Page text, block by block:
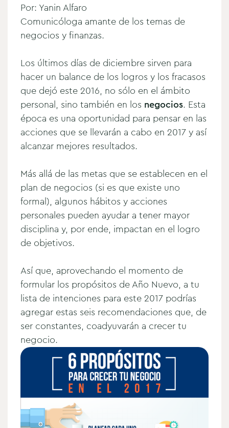
Por: Yanin Alfaro
Comunicóloga amante de los temas de
negocios y finanzas.
Los últimos días de diciembre sirven para
hacer un balance de los logros y los fracasos
que dejó este 2016, no sólo en el ámbito
personal, sino también en los negocios. Esta
época es una oportunidad para pensar en las
acciones que se llevarán a cabo en 2017 y así
alcanzar mejores resultados.
Más allá de las metas que se establecen en el
plan de negocios (si es que existe uno
formal), algunos hábitos y acciones
personales pueden ayudar a tener mayor
disciplina y, por ende, impactan en el logro
de objetivos.
Así que, aprovechando el momento de
formular los propósitos de Año Nuevo, a tu
lista de intenciones para este 2017 podrías
agregar estas seis recomendaciones que, de
ser constantes, coadyuvarán a crecer tu
negocio.